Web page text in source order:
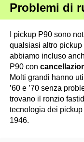
Problemi di
I pickup P90 sono
qualsiasi altro
abbiamo incluso
P90 con
Molti grandi hanno
’60 e ’70 senza
trovano il ronzio
tecnologia dei pickup
1946.